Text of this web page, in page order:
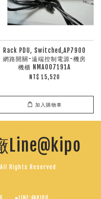
Rack PDU, Switched,AP7900
網路開關-遠端控制電源-機房
機櫃 NMA007191A
NT$ 15,520
加入購物車
Line@kipo
Rights Reserved